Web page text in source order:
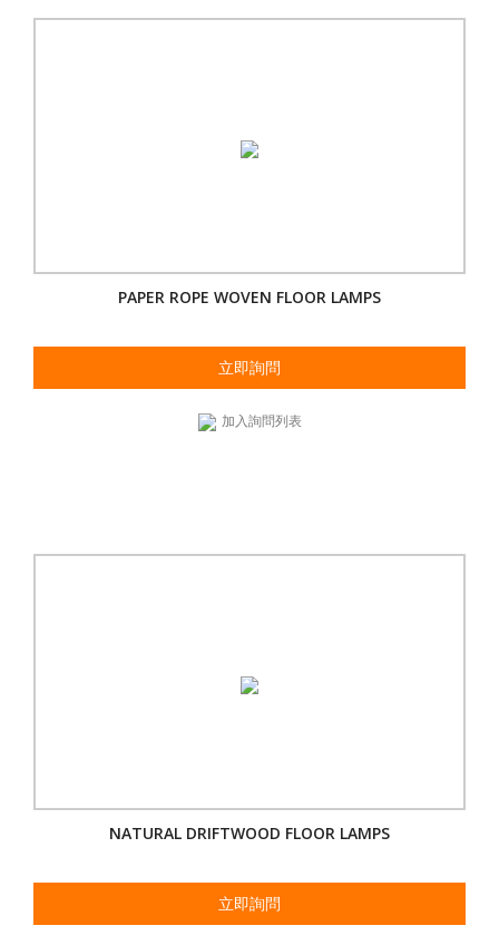
PAPER ROPE WOVEN FLOOR LAMPS
立即詢問
加入詢問列表
NATURAL DRIFTWOOD FLOOR LAMPS
立即詢問